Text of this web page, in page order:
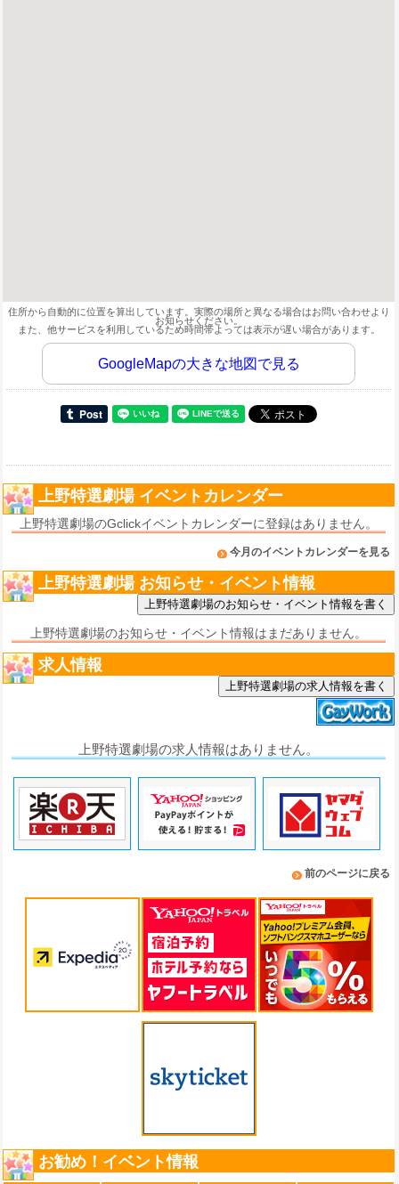
住所から自動的に位置を算出しています。実際の場所と異なる場合はお問い合わせより
お知らせください。
また、他サービスを利用しているため時間帯よっては表示が遅い場合があります。
GoogleMapの大きな地図で見る
上野特選劇場 イベントカレンダー
上野特選劇場のGclickイベントカレンダーに登録はありません。
今月のイベントカレンダーを見る
上野特選劇場 お知らせ・イベント情報
上野特選劇場のお知らせ・イベント情報はまだありません。
求人情報
上野特選劇場の求人情報を書く
上野特選劇場の求人情報はありません。
前のページに戻る
お勧め！イベント情報